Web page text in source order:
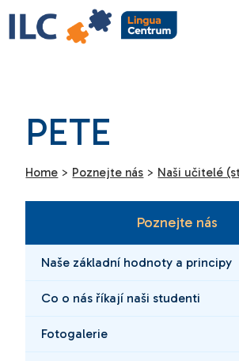
PETE
Home > Poznejte nás > Naši učitelé
Poznejte nás
Naše základní hodnoty a principy
Co o nás říkají naši studenti
Fotogalerie